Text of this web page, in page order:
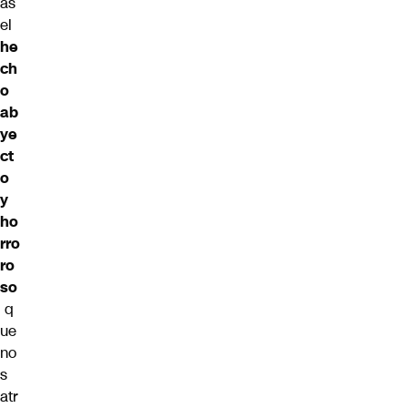
el
he
ch
o
ab
ye
ct
o
y
ho
rro
ro
so
q
ue
no
s
atr